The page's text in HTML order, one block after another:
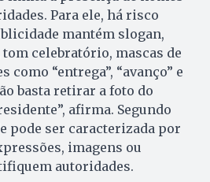
Para ele, há risco
mantém slogan,
celebratório, mascas de
como “entrega”, “avanço” e
basta retirar a foto do
afirma. Segundo
pode ser caracterizada por
imagens ou
autoridades.